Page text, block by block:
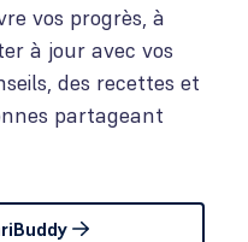
vos progrès, à
à jour avec vos
des recettes et
partageant